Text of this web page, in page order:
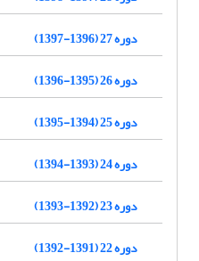
دوره 27 (1396-1397)
دوره 26 (1395-1396)
دوره 25 (1394-1395)
دوره 24 (1393-1394)
دوره 23 (1392-1393)
دوره 22 (1391-1392)